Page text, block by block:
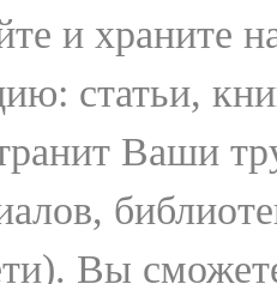
и храните
статьи,
Ваши
Вы